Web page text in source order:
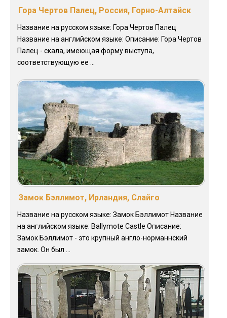
Гора Чертов Палец, Россия, Горно-Алтайск
Название на русском языке: Гора Чертов Палец
Название на английском языке: Описание: Гора Чертов
Палец - скала, имеющая форму выступа,
соответствующую ее ...
Замок Бэллимот, Ирландия, Слайго
Название на русском языке: Замок Бэллимот Название
на английском языке: Ballymote Castle Описание:
Замок Бэллимот - это крупный англо-норманнский
замок. Он был ...